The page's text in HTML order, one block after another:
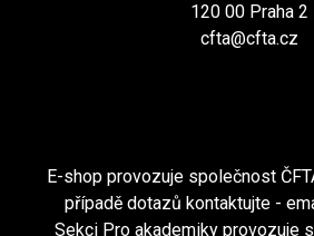
120 00 Praha 2
cfta@cfta.cz
E-shop provozuje společnost
případě dotazů kontaktujte -
Sekci Pro akademiky provozuje